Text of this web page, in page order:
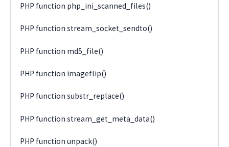
PHP function php_ini_scanned_files()
PHP function stream_socket_sendto()
PHP function md5_file()
PHP function imageflip()
PHP function substr_replace()
PHP function stream_get_meta_data()
PHP function unpack()